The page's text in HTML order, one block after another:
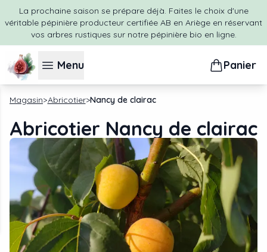
La prochaine saison se prépare déjà. Faites le choix d'une
véritable pépinière producteur certifiée AB en Ariège en réservant
vos arbres rustiques sur notre pépinière bio en ligne.
Menu Panier
Magasin Abricotier Nancy de clairac
Abricotier Nancy de clairac